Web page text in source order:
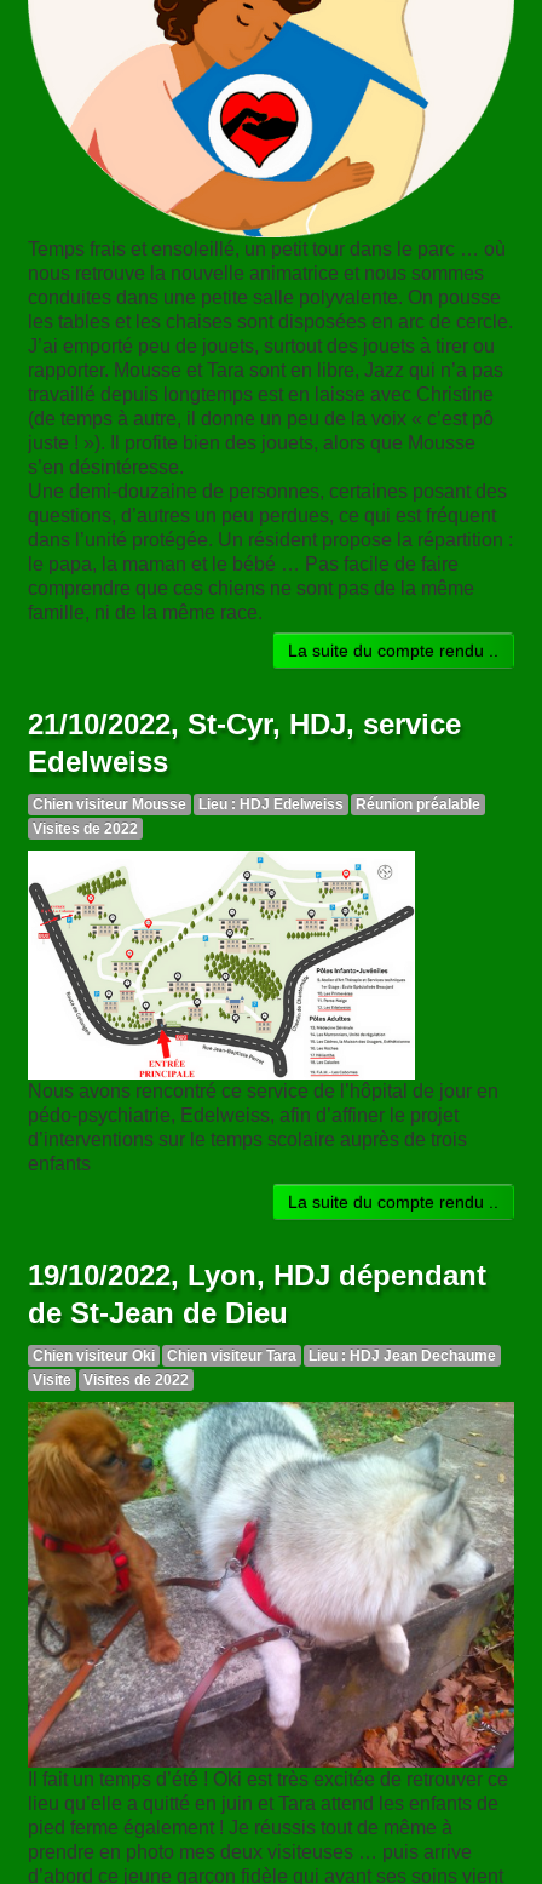
Temps frais et ensoleillé, un petit tour dans le parc … où
nous retrouve la nouvelle animatrice et nous sommes
conduites dans une petite salle polyvalente. On pousse
les tables et les chaises sont disposées en arc de cercle.
J’ai emporté peu de jouets, surtout des jouets à tirer ou
rapporter. Mousse et Tara sont en libre, Jazz qui n’a pas
travaillé depuis longtemps est en laisse avec Christine
(de temps à autre, il donne un peu de la voix « c’est pô
juste ! »). Il profite bien des jouets, alors que Mousse
s’en désintéresse.
Une demi-douzaine de personnes, certaines posant des
questions, d’autres un peu perdues, ce qui est fréquent
dans l’unité protégée. Un résident propose la répartition :
le papa, la maman et le bébé … Pas facile de faire
comprendre que ces chiens ne sont pas de la même
famille, ni de la même race.
La suite du compte rendu ..
21/10/2022, St-Cyr, HDJ, service
Edelweiss
Chien visiteur Mousse Lieu : HDJ Edelweiss
Réunion préalable
Visites de 2022
Nous avons rencontré ce service de l’hôpital de jour en
pédo-psychiatrie, Edelweiss, afin d’affiner le projet
d’interventions sur le temps scolaire auprès de trois
enfants
La suite du compte rendu ..
19/10/2022, Lyon, HDJ dépendant
de St-Jean de Dieu
Chien visiteur Oki Chien visiteur Tara
Lieu : HDJ Jean Dechaume
Visite
Visites de 2022
Il fait un temps d’été ! Oki est très excitée de retrouver ce
lieu qu’elle a quitté en juin et Tara attend les enfants de
pied ferme également ! Je réussis tout de même à
prendre en photo mes deux visiteuses … puis arrive
d’abord ce jeune garçon fidèle qui avant ses soins vient